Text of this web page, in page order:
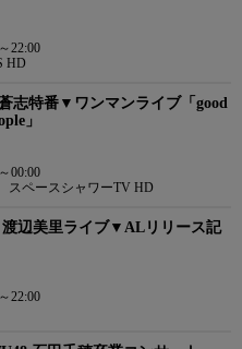
22:00
HD
蒼志特番▼ワンマンライブ「good
」
00:00
ペースシャワーTV HD
渡辺美里ライブ▼ALリリース記
22:00